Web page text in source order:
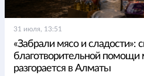
31 июля, 13:51
«Забрали мясо и сладости»:
благотворительной помощи
разгорается в Алматы